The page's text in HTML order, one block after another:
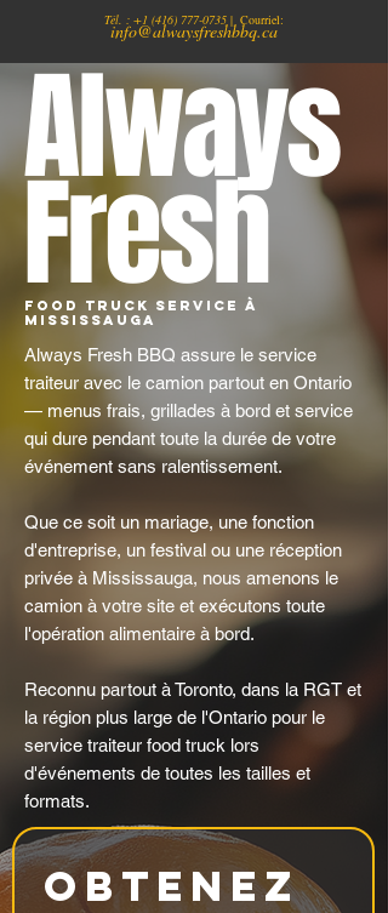
Tél. : +1 (416) 777-0735 | Courriel:
info@alwaysfreshbbq.ca
Always
Fresh
Food Truck Service À
Mississauga
Always Fresh BBQ assure le service
traiteur avec le camion partout en Ontario
— menus frais, grillades à bord et service
qui dure pendant toute la durée de votre
événement sans ralentissement.
Que ce soit un mariage, une fonction
d'entreprise, un festival ou une réception
privée à Mississauga, nous amenons le
camion à votre site et exécutons toute
l'opération alimentaire à bord.
Reconnu partout à Toronto, dans la RGT et
la région plus large de l'Ontario pour le
service traiteur food truck lors
d'événements de toutes les tailles et
formats.
Obtenez